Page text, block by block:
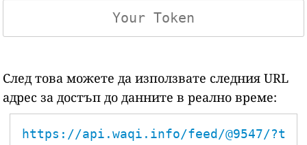
След това можете да използвате следния URL
адрес за достъп до данните в реално време:
https://api.waqi.info/feed/@9547/?t